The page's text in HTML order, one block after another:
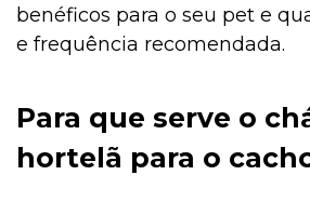
benéficos para o seu pet e
e frequência recomendada.
Para que serve o
hortelã para o